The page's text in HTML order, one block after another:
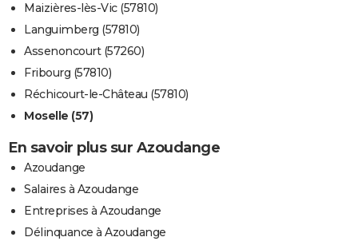
Maizières-lès-Vic (57810)
Languimberg (57810)
Assenoncourt (57260)
Fribourg (57810)
Réchicourt-le-Château (57810)
Moselle (57)
En savoir plus sur Azoudange
Azoudange
Salaires à Azoudange
Entreprises à Azoudange
Délinquance à Azoudange